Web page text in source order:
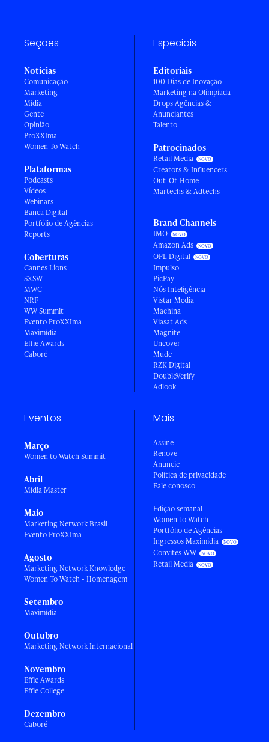
Seções
Notícias
Comunicação
Marketing
Mídia
Gente
Opinião
ProXXIma
Women To Watch
Plataformas
Podcasts
Vídeos
Webinars
Banca Digital
Portfólio de Agências
Reports
Coberturas
Cannes Lions
SXSW
MWC
NRF
WW Summit
Evento ProXXIma
Maximídia
Effie Awards
Caboré
Especiais
Editoriais
100 Dias de Inovação
Marketing na Olimpíada
Drops Agências &
Anunciantes
Talento
Patrocinados
Retail Media
Creators & Influencers
Out-Of-Home
Martechs & Adtechs
Brand Channels
IMO
Amazon Ads
OPL Digital
Impulso
PicPay
Nós Inteligência
Vistar Media
Machina
Viasat Ads
Magnite
Uncover
Mude
RZK Digital
DoubleVerify
Adlook
Eventos
Março
Women to Watch Summit
Abril
Mídia Master
Maio
Marketing Network Brasil
Evento ProXXIma
Agosto
Marketing Network Knowledge
Women To Watch - Homenagem
Setembro
Maximídia
Outubro
Marketing Network Internacional
Novembro
Effie Awards
Effie College
Dezembro
Caboré
Mais
Assine
Renove
Anuncie
Política de privacidade
Fale conosco
Edição semanal
Women to Watch
Portfólio de Agências
Ingressos Maximídia
Convites WW
Retail Media